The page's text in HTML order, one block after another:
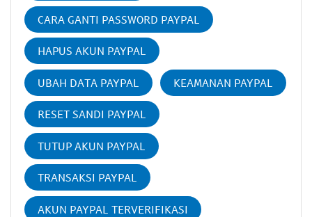
CARA GANTI PASSWORD PAYPAL
HAPUS AKUN PAYPAL
UBAH DATA PAYPAL KEAMANAN PAYPAL
RESET SANDI PAYPAL
TUTUP AKUN PAYPAL
TRANSAKSI PAYPAL
AKUN PAYPAL TERVERIFIKASI